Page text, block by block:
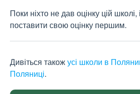
Поки ніхто не дав оцінку цій
поставити свою оцінку першим.
Дивіться такожусі школи в
Поляниці.